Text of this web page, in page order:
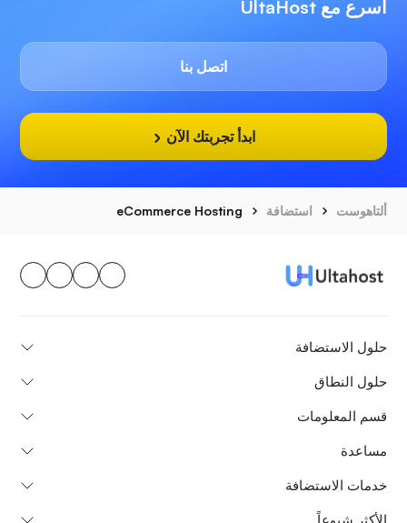
أسرع مع UltaHost
اتصل بنا
ابدأ تجربتك الآن
ألتاهوست استضافة eCommerce Hosting
حلول الاستضافة
حلول النطاق
قسم المعلومات
مساعدة
خدمات الاستضافة